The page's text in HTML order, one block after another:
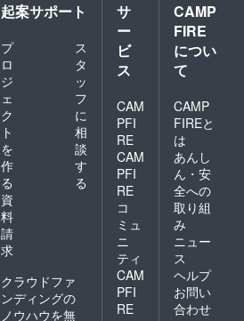
起案サポート
プ
ロ
ジ
ェ
ク
ト
を
作
る
ス
タ
ッ
フ
に
相
談
す
る
資
料
請
求
クラウドファ
ンディングの
ノウハウを無
サ
ー
ビ
ス
CAM
PFI
RE
CAM
PFI
RE
コ
ミュ
ニ
ティ
CAM
PFI
RE
CAMP
FIRE
につい
て
CAMP
FIREと
は
あんし
ん・安
全への
取り組
み
ニュー
ス
ヘルプ
お問い
合わせ